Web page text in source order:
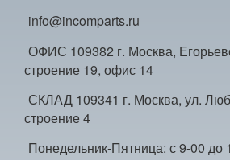
info@incomparts.ru
ОФИС 109382 г. Москва,
строение 19, офис 14
СКЛАД 109341 г. Москва, ул.
строение 4
Понедельник-Пятница: с 9-00 до